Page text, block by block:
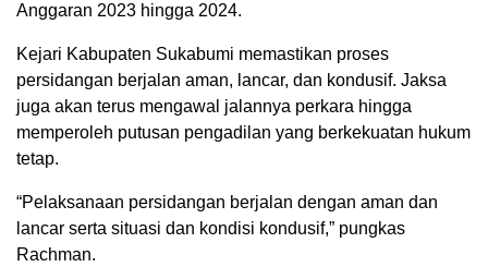
Anggaran 2023 hingga 2024.
Kejari Kabupaten Sukabumi memastikan proses
persidangan berjalan aman, lancar, dan kondusif. Jaksa
juga akan terus mengawal jalannya perkara hingga
memperoleh putusan pengadilan yang berkekuatan hukum
tetap.
“Pelaksanaan persidangan berjalan dengan aman dan
lancar serta situasi dan kondisi kondusif,” pungkas
Rachman.